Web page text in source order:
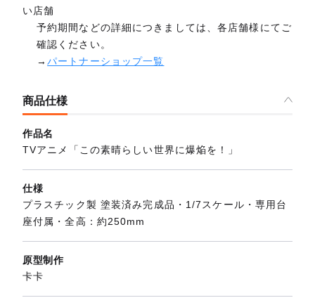
い店舗
予約期間などの詳細につきましては、各店舗様にてご
確認ください。
→パートナーショップ一覧
商品仕様
作品名
TVアニメ「この素晴らしい世界に爆焔を！」
仕様
プラスチック製 塗装済み完成品・1/7スケール・専用台
座付属・全高：約250mm
原型制作
卡卡